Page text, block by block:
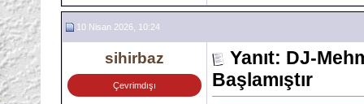
10 Nisan 2026, 10:24
sihirbaz
Çevrimdışı
Yanıt: DJ-
Başlamıştır